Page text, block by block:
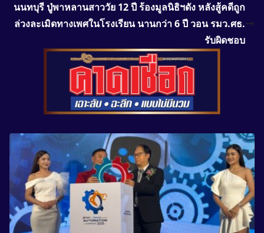
นนทบุรี ปู่พาหลานสาววัย 12 ปี ร้องมูลนิธิฯดัง หลังสู้คดีถูก
ล่วงละเมิดทางเพศในโรงเรียน นานกว่า 6 ปี วอน รมว.ศธ.
รับผิดชอบ